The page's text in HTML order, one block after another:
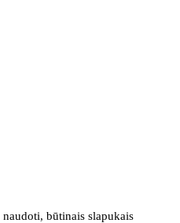
būtinais slapukais